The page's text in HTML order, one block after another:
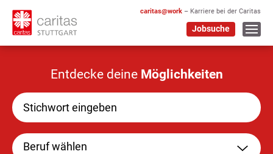
caritas@work – Karriere bei der Caritas
Jobsuche
Entdecke deine Möglichkeiten
Beruf wählen